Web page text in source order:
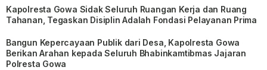
Kapolresta Gowa Sidak Seluruh Ruangan Kerja dan Ruang
Tahanan, Tegaskan Disiplin Adalah Fondasi Pelayanan Prima
Bangun Kepercayaan Publik dari Desa, Kapolresta Gowa
Berikan Arahan kepada Seluruh Bhabinkamtibmas Jajaran
Polresta Gowa